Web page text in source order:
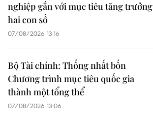
nghiệp gắn với mục tiêu tăng trưởng
hai con số
07/08/2026 13:16
Bộ Tài chính: Thống nhất bốn
Chương trình mục tiêu quốc gia
thành một tổng thể
07/08/2026 13:06